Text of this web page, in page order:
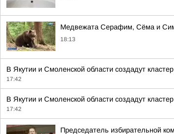
Медвежата Серафим, Сёма и
18:13
В Якутии и Смоленской области создадут
17:42
В Якутии и Смоленской области создадут
17:42
Председатель избирательной